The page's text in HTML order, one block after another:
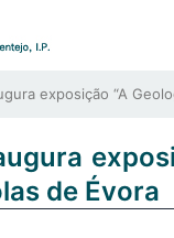
exposição “A
de Évora